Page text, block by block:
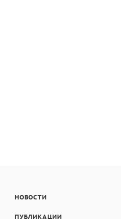
НОВОСТИ
ПУБЛИКАЦИИ